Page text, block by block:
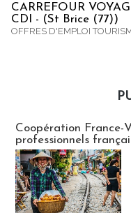
CARREFOUR
CDI - (St Brice (77))
OFFRES D'EMPLOI
Coopération France-
professionnels